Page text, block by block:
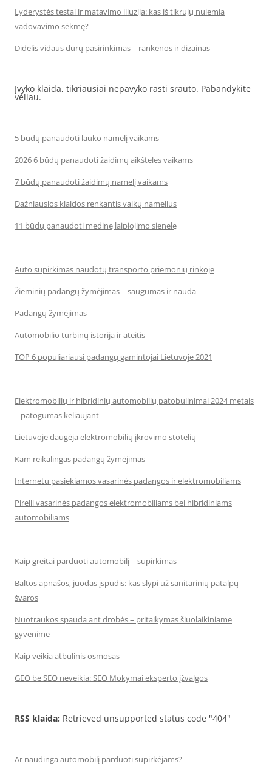
Lyderystės testai ir matavimo iliuzija: kas iš tikrųjų nulemia
vadovavimo sėkmę?
Didelis vidaus durų pasirinkimas – rankenos ir dizainas
Įvyko klaida, tikriausiai nepavyko rasti srauto. Pabandykite
vėliau.
5 būdų panaudoti lauko namelį vaikams
2026 6 būdų panaudoti žaidimų aikšteles vaikams
7 būdų panaudoti žaidimų namelį vaikams
Dažniausios klaidos renkantis vaikų namelius
11 būdų panaudoti medinę laipiojimo sienelę
Auto supirkimas naudotų transporto priemonių rinkoje
Žieminių padangų žymėjimas – saugumas ir nauda
Padangų žymėjimas
Automobilio turbinų istorija ir ateitis
TOP 6 populiariausi padangų gamintojai Lietuvoje 2021
Elektromobilių ir hibridinių automobilių patobulinimai 2024 metais
– patogumas keliaujant
Lietuvoje daugėja elektromobilių įkrovimo stotelių
Kam reikalingas padangų žymėjimas
Internetu pasiekiamos vasarinės padangos ir elektromobiliams
Pirelli vasarinės padangos elektromobiliams bei hibridiniams
automobiliams
Kaip greitai parduoti automobilį – supirkimas
Baltos apnašos, juodas įspūdis: kas slypi už sanitarinių patalpų
švaros
Nuotraukos spauda ant drobės – pritaikymas šiuolaikiniame
gyvenime
Kaip veikia atbulinis osmosas
GEO be SEO neveikia: SEO Mokymai eksperto įžvalgos
RSS klaida: Retrieved unsupported status code "404"
Ar naudinga automobilį parduoti supirkėjams?